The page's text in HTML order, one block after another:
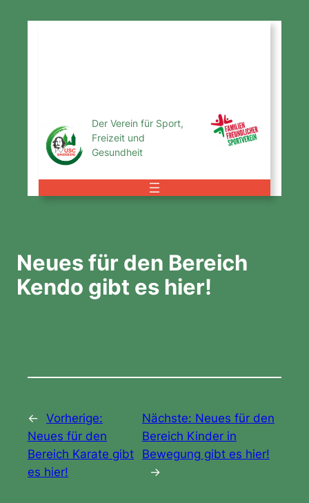
Der Verein für Sport,
Freizeit und
Gesundheit
Neues für den Bereich
Kendo gibt es hier!
←
Vorherige:
Neues für den
Bereich Karate gibt
es hier!
Nächste: Neues für den
Bereich Kinder in
Bewegung gibt es hier!
→